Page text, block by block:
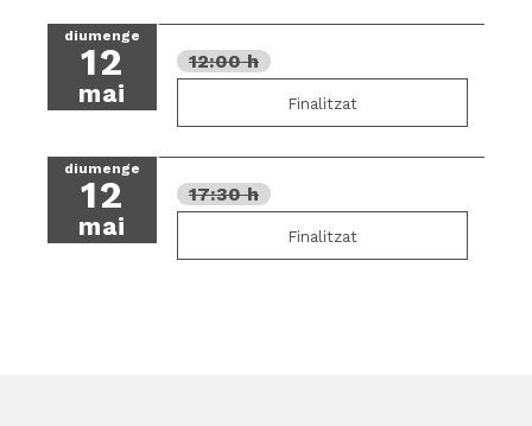
diumenge
12
mai
12:00 h
Finalitzat
diumenge
12
mai
17:30 h
Finalitzat